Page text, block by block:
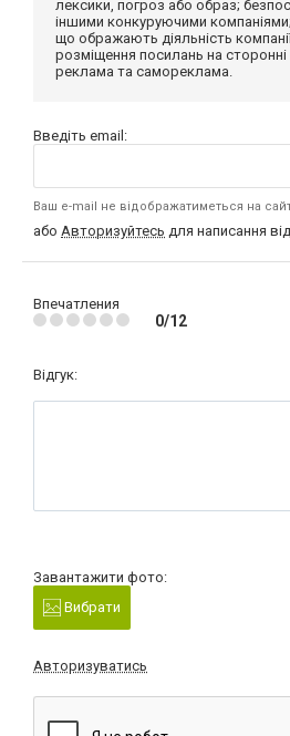
лексики, погроз або образ;
іншими конкуруючими компаніями;
що ображають діяльність компанії
розміщення посилань на сторонні
реклама та самореклама.
Введіть email:
Ваш e-mail не відображатиметься на
або Авторизуйтесь для написання
Впечатления
0/12
Відгук:
Завантажити фото:
Вибрати
Авторизуватись